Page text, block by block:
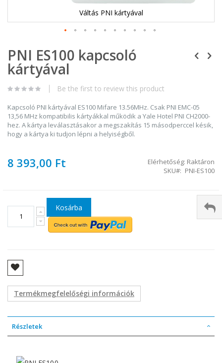
Váltás PNI kártyával
a
képgaléria
elejére
PNI ES100 kapcsoló
kártyával
Be the first to review this product
Kapcsoló PNI kártyával ES100 Mifare 13.56MHz. Csak PNI EMC-05
13,56 MHz kompatibilis kártyákkal működik a Yale Hotel PNI CH2000-
hez. A kártya leválasztásakor a megszakítás 15 másodperccel késik,
hogy a kártya ki tudjon lépni a helyiségből.
8 393,00 Ft Elérhetőség: Raktáron
SKU
PNI-ES100
Kosárba
Termékmegfelelőségi információk
Részletek